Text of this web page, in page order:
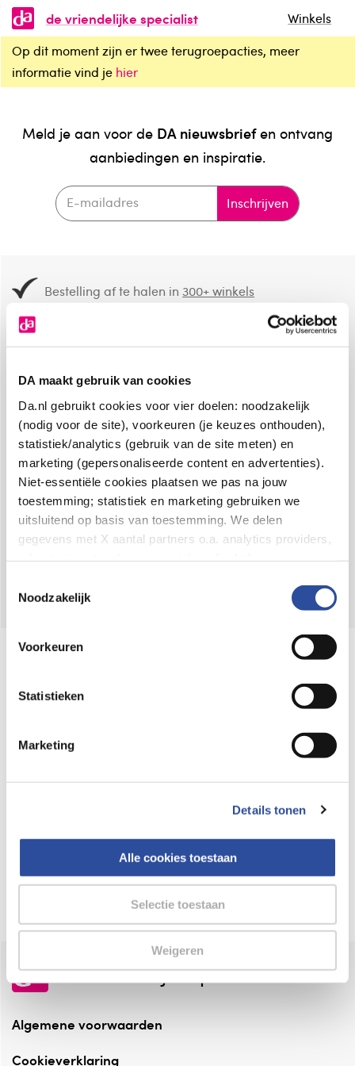
DA maakt gebruik van cookies
Da.nl gebruikt cookies voor vier doelen: noodzakelijk
(nodig voor de site), voorkeuren (je keuzes onthouden),
statistiek/analytics (gebruik van de site meten) en
marketing (gepersonaliseerde content en advertenties).
Niet-essentiële cookies plaatsen we pas na jouw
toestemming; statistiek en marketing gebruiken we
uitsluitend op basis van toestemming. We delen
gegevens met X aantal partners o.a. analytics providers,
en de bewaartermijnen per categorie. Je kunt je keuze op
gegevensverwerking staat in de
Privacyverklaring
Noodzakelijk
Voorkeuren
Statistieken
Marketing
Details tonen
Alle cookies toestaan
Selectie toestaan
Weigeren
de vriendelijke specialist
Winkels
Op dit moment zijn er twee terugroepacties, meer
informatie vind je hier
Meld je aan voor de DA nieuwsbriefen ontvang
aanbiedingen en inspiratie.
Inschrijven
Bestelling af te halen in300+ winkels
8.6 uit4.106 reviews
Over DA
Klantenservice
Assortiment
VolgDAop:
Online aanbieder medicijnen
webshop mag verkopen.
⁠Verantwoorde zorg, ⁠ook online.
Altijd onze folder bij de hand
Check onze folders ⁠bij AlleFolders.
de vriendelijke specialist
Algemene voorwaarden
Cookieverklaring